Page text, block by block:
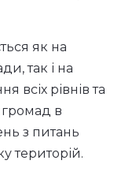
як на
так і на
всіх рівнів та
громад в
з питань
територій.